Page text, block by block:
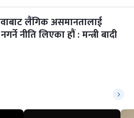
लैंगिक असमानतालाई
नीति लिएका हौं : मन्त्री बादी